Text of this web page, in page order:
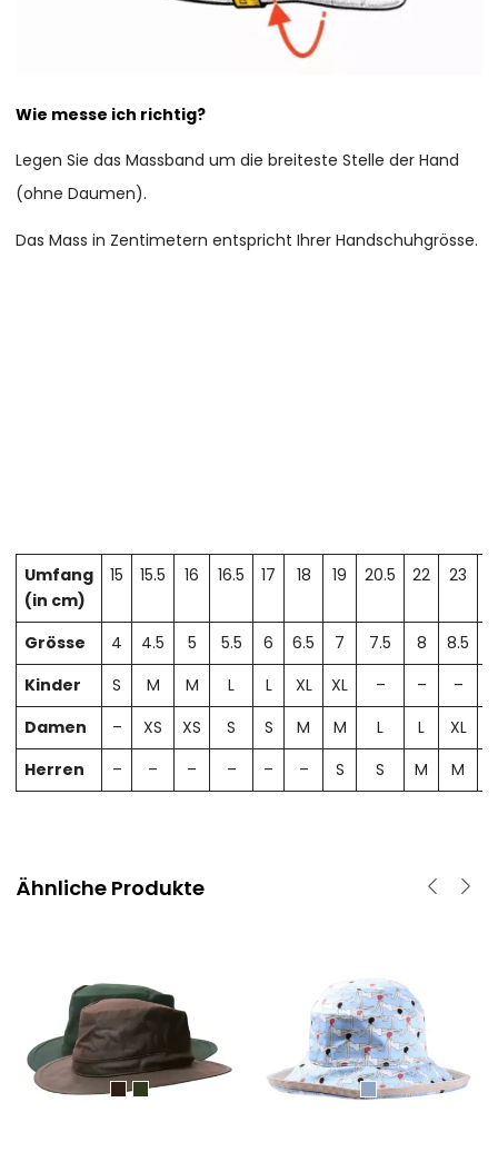
Wie messe ich richtig?
Legen Sie das Massband um die breiteste Stelle der Hand
(ohne Daumen).
Das Mass in Zentimetern entspricht Ihrer Handschuhgrösse.
Umfang
(in cm)
15 15.5 16 16.5 17 18 19 20.5 22 23
Grösse 4 4.5 5 5.5 6 6.5 7 7.5 8 8.5
Kinder
S M M L L XL XL – – –
Damen
– XS XS S S M M L L XL
Herren
– – – – – – S S M M
Ähnliche Produkte